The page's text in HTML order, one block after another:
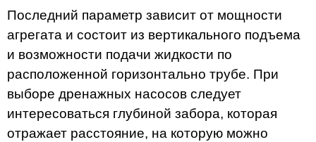
Последний параметр зависит от мощности
агрегата и состоит из вертикального подъема
и возможности подачи жидкости по
расположенной горизонтально трубе. При
выборе дренажных насосов следует
интересоваться глубиной забора, которая
отражает расстояние, на которую можно